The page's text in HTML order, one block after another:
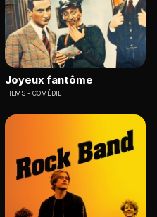
Joyeux fantôme
FILMS COMÉDIE